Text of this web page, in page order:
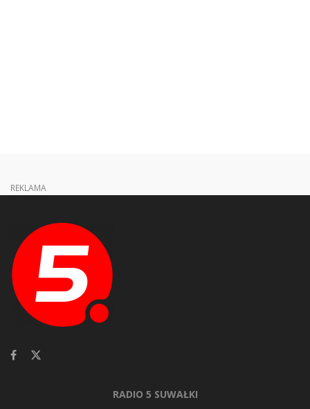
REKLAMA
RADIO 5 SUWAŁKI